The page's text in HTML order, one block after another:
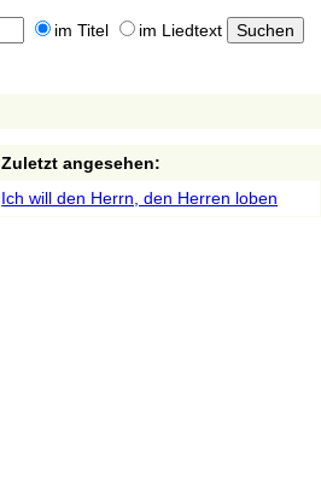
im Titel im Liedtext
Zuletzt angesehen:
Ich will den Herrn, den Herren loben